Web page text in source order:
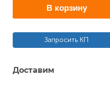
В корзину
Запросить КП
Доставим